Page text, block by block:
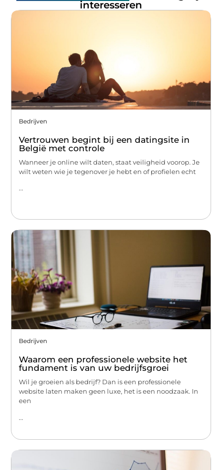
interesseren
Bedrijven
Vertrouwen begint bij een datingsite in
België met controle
Wanneer je online wilt daten, staat veiligheid voorop. Je
wilt weten wie je tegenover je hebt en of profielen echt
...
Bedrijven
Waarom een professionele website het
fundament is van uw bedrijfsgroei
Wil je groeien als bedrijf? Dan is een professionele
website laten maken geen luxe, het is een noodzaak. In
een
...